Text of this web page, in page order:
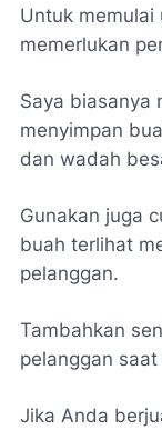
Untuk
memerlukan
Saya biasanya
menyimpan
dan wadah
Gunakan juga
buah terlihat
pelanggan.
Tambahkan
pelanggan
Jika Anda